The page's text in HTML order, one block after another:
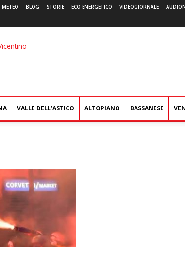
METEO BLOG STORIE ECO ENERGETICO VIDEOGIORNALE
VALLE DELL’ASTICO ALTOPIANO BASSANESE